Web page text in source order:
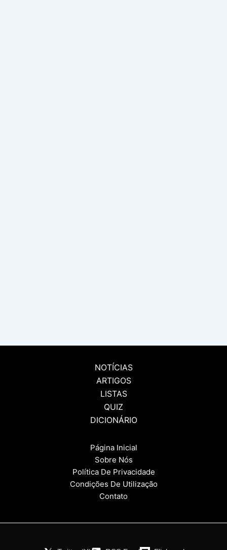
NOTÍCIAS
ARTIGOS
LISTAS
QUIZ
DICIONÁRIO
Página Inicial
Sobre Nós
Política De Privacidade
Condições De Utilização
Contato